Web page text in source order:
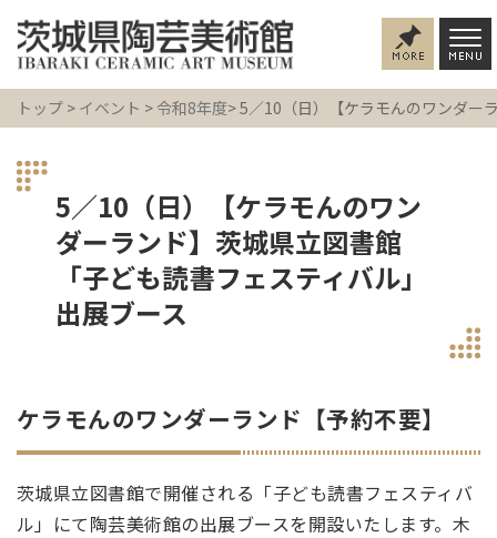
トップ > イベント > 令和8年度> 5／10（日）【ケラモんのワンダー
5／10（日）【ケラモんのワン
ダーランド】茨城県立図書館
「子ども読書フェスティバル」
出展ブース
ケラモんのワンダーランド【予約不要】
茨城県立図書館で開催される「子ども読書フェスティバ
ル」にて陶芸美術館の出展ブースを開設いたします。木